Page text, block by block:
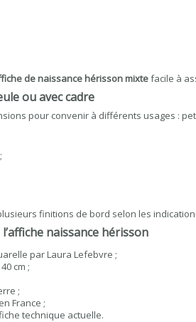
de naissance hérisson mixtefacile à
ou avec cadre
pour convenir à différents usages :
finitions de bord selon les
naissance hérisson
par Laura Lefebvre ;
cm ;
;
France ;
technique actuelle.